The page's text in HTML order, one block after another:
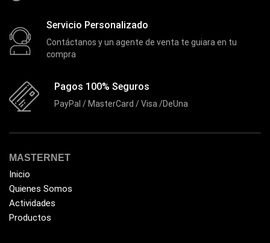
Servicio Personalizado
Contáctanos y un agente de venta te guiara en tu
compra
Pagos 100% Seguros
PayPal / MasterCard / Visa /DeUna
MASTERNET
Inicio
Quienes Somos
Actividades
Productos